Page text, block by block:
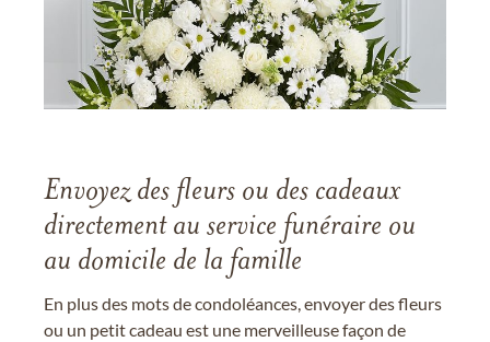
Envoyez des fleurs ou des cadeaux
directement au service funéraire ou
au domicile de la famille
En plus des mots de condoléances, envoyer des fleurs
ou un petit cadeau est une merveilleuse façon de